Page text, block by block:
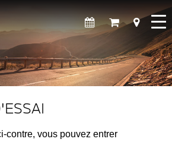
contre, vous pouvez entrer